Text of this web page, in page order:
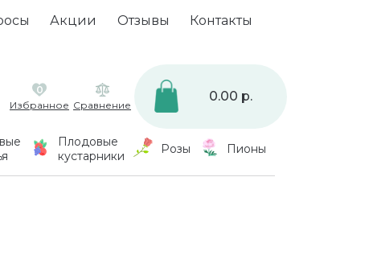
Акции Отзывы Контакты
0
Избранное Сравнение
0.00 р.
Плодовые
кустарники
Розы Пионы